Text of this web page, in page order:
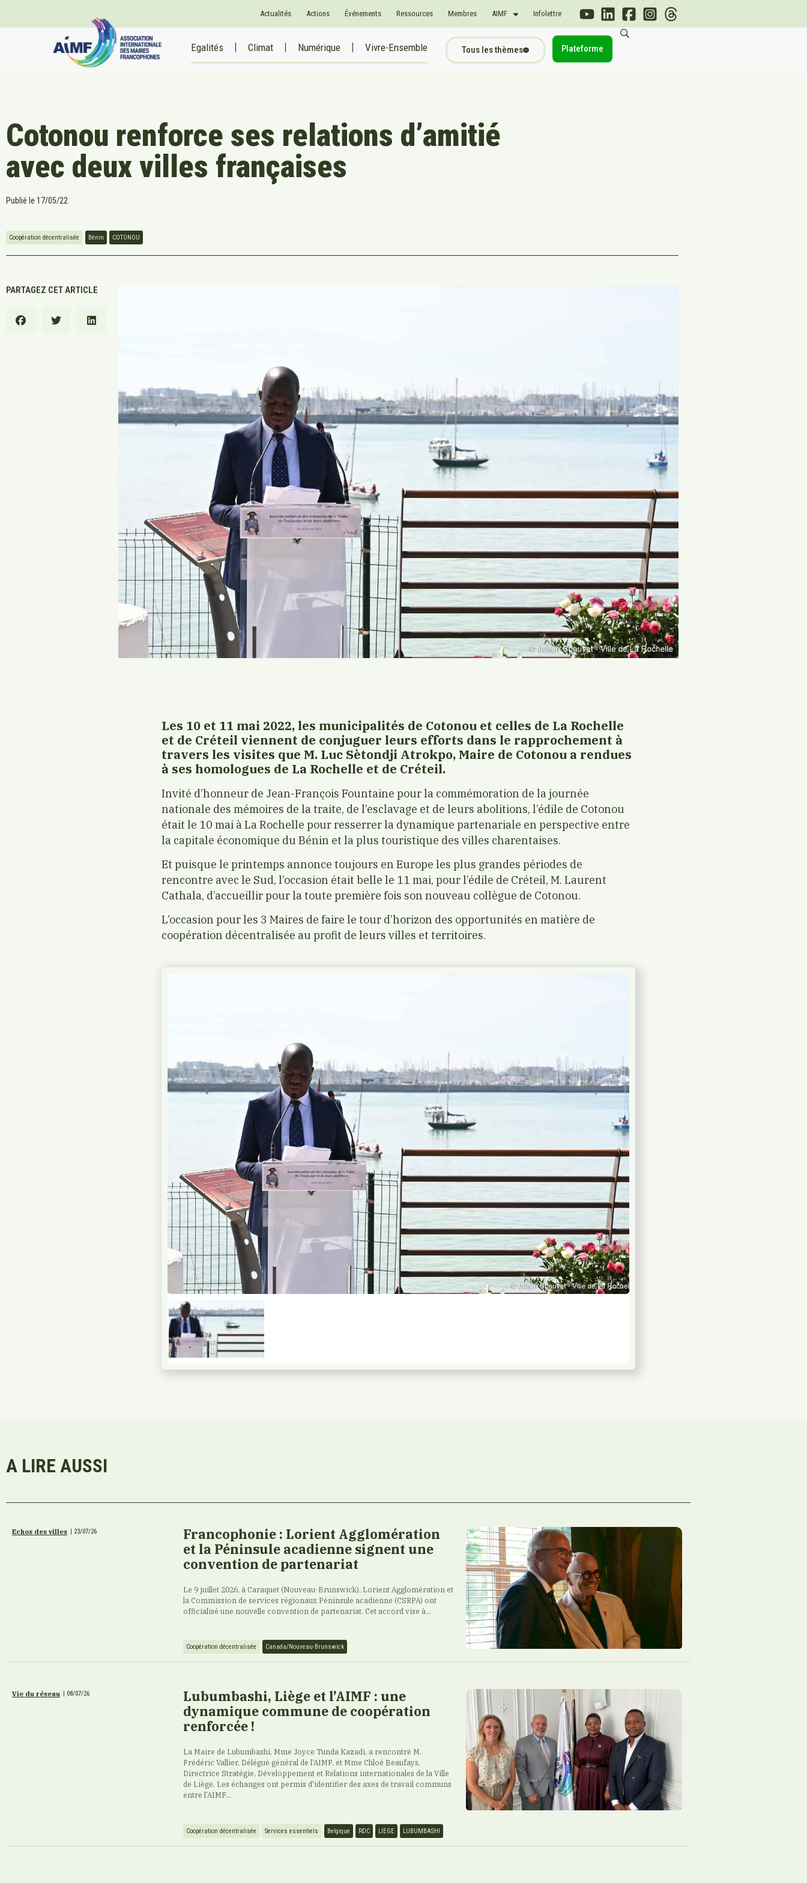
Actualités Actions Événements Ressources Membres AIMF Infolettre
Egalités Climat Numérique Vivre-Ensemble Tous les thèmes Plateforme
Cotonou renforce ses relations d’amitié
avec deux villes françaises
Publié le 17/05/22
Coopération décentralisée Bénin COTONOU
PARTAGEZ CET ARTICLE
Les 10 et 11 mai 2022, les municipalités de Cotonou et celles de La Rochelle
et de Créteil viennent de conjuguer leurs efforts dans le rapprochement à
travers les visites que M. Luc Sètondji Atrokpo, Maire de Cotonou a rendues
à ses homologues de La Rochelle et de Créteil.
Invité d’honneur de Jean-François Fountaine pour la commémoration de la journée
nationale des mémoires de la traite, de l’esclavage et de leurs abolitions, l’édile de Cotonou
était le 10 mai à La Rochelle pour resserrer la dynamique partenariale en perspective entre
la capitale économique du Bénin et la plus touristique des villes charentaises.
Et puisque le printemps annonce toujours en Europe les plus grandes périodes de
rencontre avec le Sud, l’occasion était belle le 11 mai, pour l’édile de Créteil, M. Laurent
Cathala, d’accueillir pour la toute première fois son nouveau collègue de Cotonou.
L’occasion pour les 3 Maires de faire le tour d’horizon des opportunités en matière de
coopération décentralisée au profit de leurs villes et territoires.
A LIRE AUSSI
Echos des villes 23/07/26
Francophonie : Lorient Agglomération
et la Péninsule acadienne signent une
convention de partenariat
Le 9 juillet 2026, à Caraquet (Nouveau-Brunswick), Lorient Agglomération et
la Commission de services régionaux Péninsule acadienne (CSRPA) ont
officialisé une nouvelle convention de partenariat. Cet accord vise à...
Coopération décentralisée Canada/Nouveau-Brunswick
Vie du réseau | 08/07/26
Lubumbashi, Liège et l’AIMF : une
dynamique commune de coopération
renforcée !
La Maire de Lubumbashi, Mme Joyce Tunda Kazadi, a rencontré M.
Frédéric Vallier, Délégué général de l’AIMF, et Mme Chloé Beaufays,
Directrice Stratégie, Développement et Relations internationales de la Ville
de Liège. Les échanges ont permis d'identifier des axes de travail communs
entre l’AIMF...
Coopération décentralisée Services essentiels Belgique RDC LIEGE LUBUMBASHI